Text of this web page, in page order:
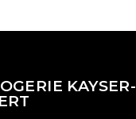
KAYSER-